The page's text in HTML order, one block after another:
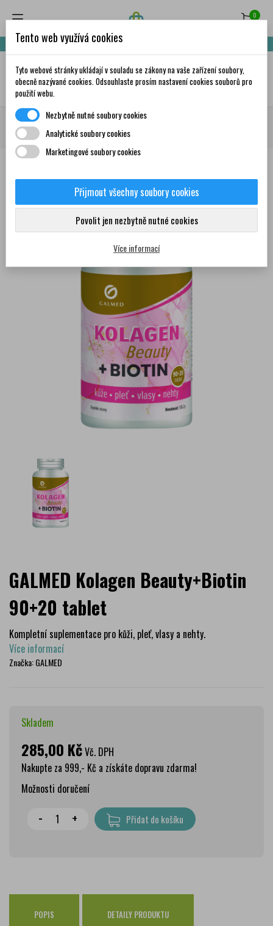
0
Nakupte za 999,- Kč a získáte dopravu zdarma!
✦AI
Domů Doplňky stravy a vitamíny Vlasy, kůže, nehty
Kolagen Beauty+Biotin 90+20 tablet
GALMED Kolagen Beauty+Biotin
90+20 tablet
Kompletní suplementace pro kůži, pleť, vlasy a nehty.
Více informací
Značka:GALMED
Skladem
285,00 KčVč. DPH
Nakupte za 999,- Kč a získáte dopravu zdarma!
Možnosti doručení
Wolt doprava
zdarma
79 Kč
Osobní odběr Pražákova
zdarma
Osobní odběr Kounicova
- + Přidat do košíku
POPIS DETAILY PRODUKTU
Tento web využívá cookies
Tyto webové stránky ukládají v souladu se zákony na vaše zařízení soubory,
obecně nazývané cookies. Odsouhlaste prosím nastavení cookies souborů pro
použití webu.
Nezbytně nutné soubory cookies
Analytické soubory cookies
Marketingové soubory cookies
Přijmout všechny soubory cookies
Povolit jen nezbytně nutné cookies
Více informací